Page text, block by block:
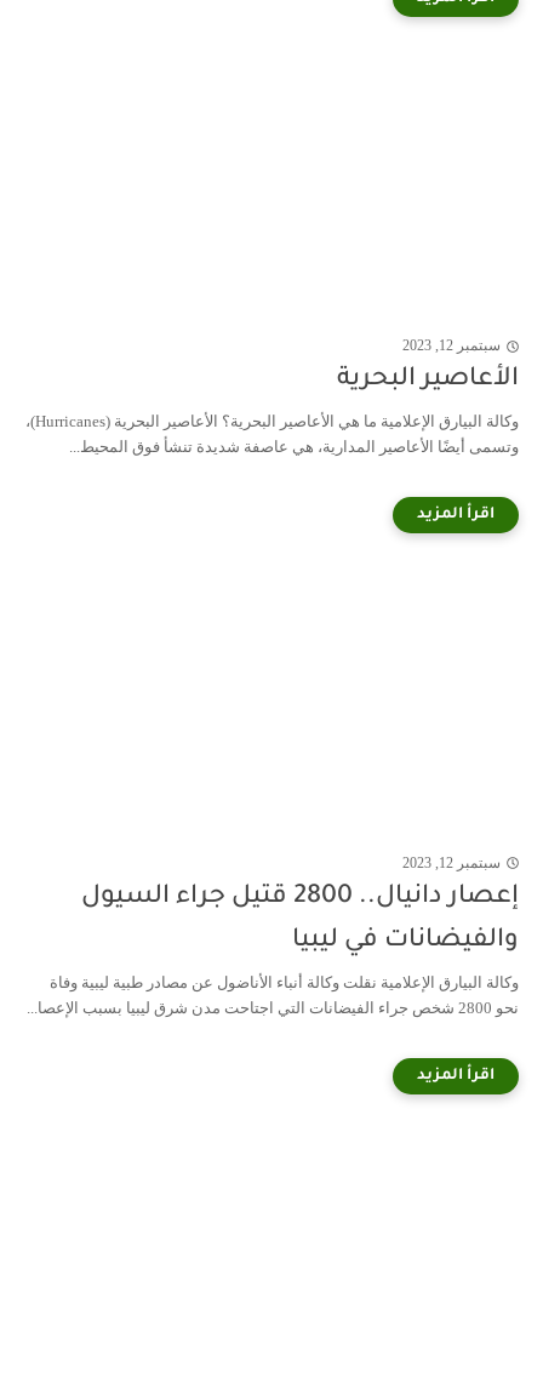
سبتمبر 12, 2023
الأعاصير البحرية
وكالة البيارق الإعلامية ما هي الأعاصير البحرية؟ الأعاصير البحرية (Hurricanes)،
وتسمى أيضًا الأعاصير المدارية، هي عاصفة شديدة تنشأ فوق المحيط...
سبتمبر 12, 2023
إعصار دانيال.. 2800 قتيل جراء السيول
والفيضانات في ليبيا
وكالة البيارق الإعلامية نقلت وكالة أنباء الأناضول عن مصادر طبية ليبية وفاة
نحو 2800 شخص جراء الفيضانات التي اجتاحت مدن شرق ليبيا بسبب الإعصا...